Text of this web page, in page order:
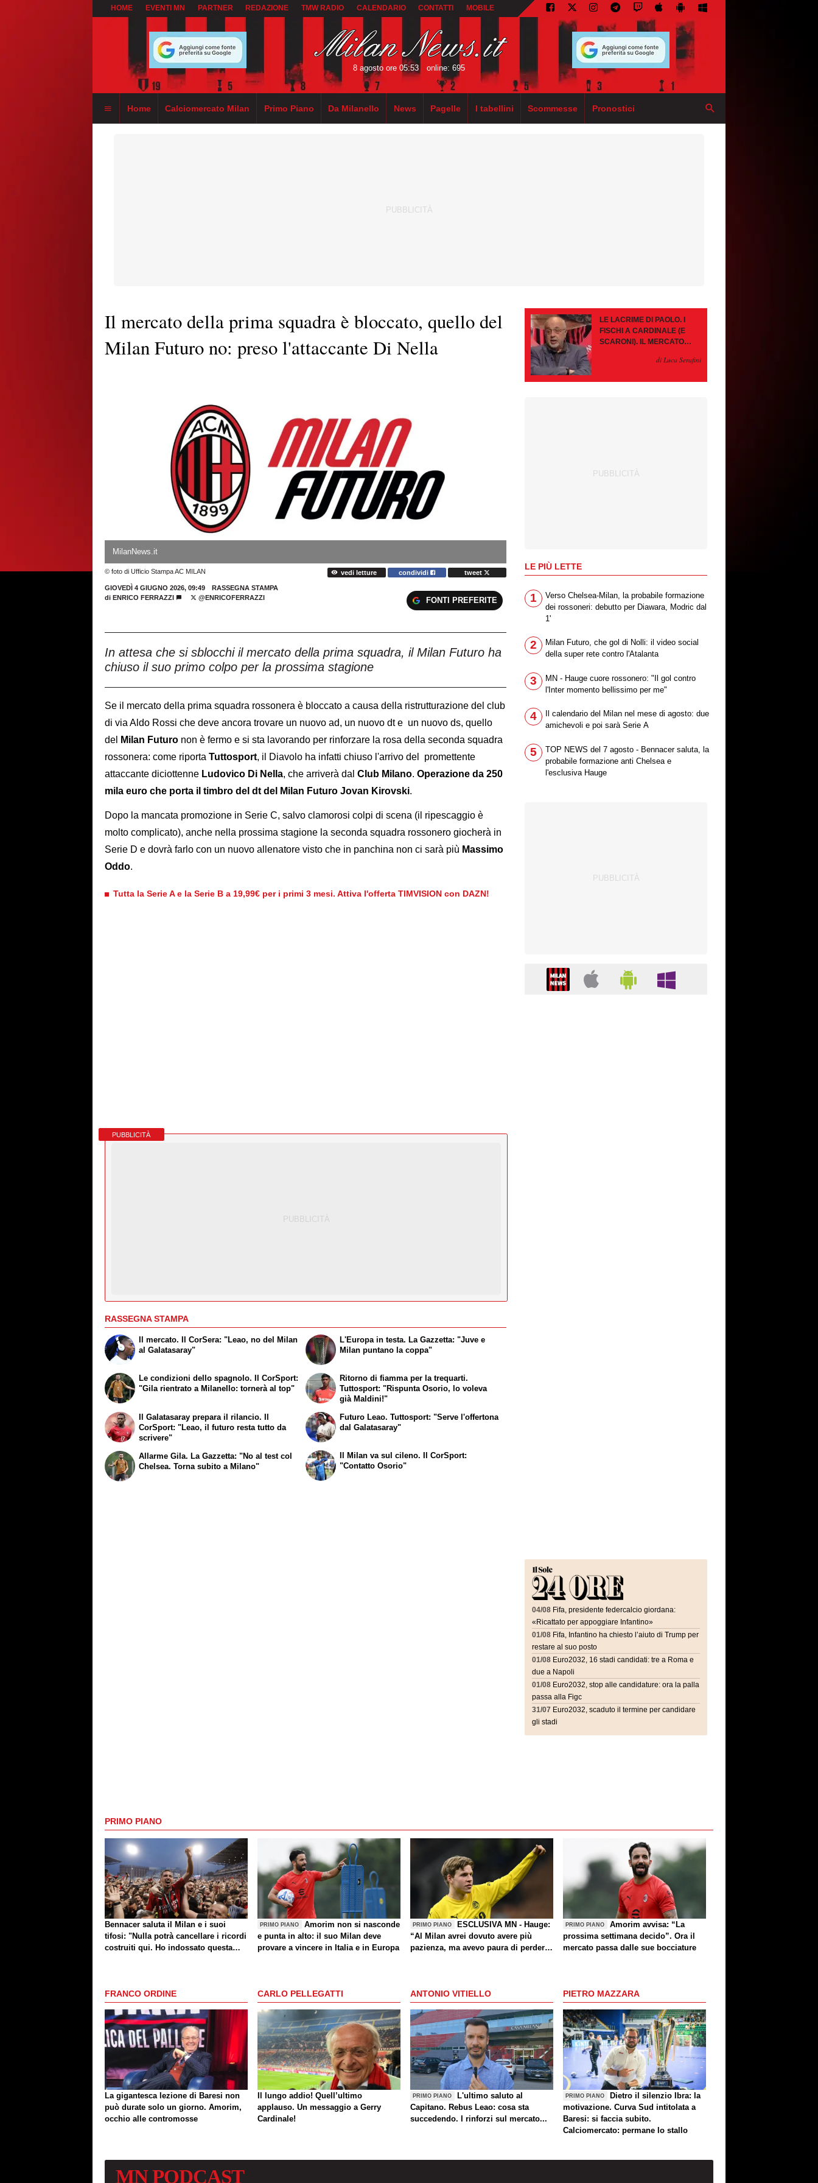
HOME EVENTI MN PARTNER REDAZIONE TMW RADIO CALENDARIO CONTATTI MOBILE
8 agosto ore 05:53 online: 695
Home Calciomercato Milan Primo Piano Da Milanello News Pagelle I tabellini Scommesse Pronostici
Il mercato della prima squadra è bloccato, quello del
Milan Futuro no: preso l'attaccante Di Nella
MilanNews.it
© foto di Ufficio Stampa AC MILAN vedi letture condividi tweet
GIOVEDÌ 4 GIUGNO 2026, 09:49
RASSEGNA STAMPA
di ENRICO FERRAZZI @ENRICOFERRAZZI FONTI PREFERITE
In attesa che si sblocchi il mercato della prima squadra, il Milan Futuro ha
chiuso il suo primo colpo per la prossima stagione
Se il mercato della prima squadra rossonera è bloccato a causa della ristrutturazione del club
di via Aldo Rossi che deve ancora trovare un nuovo ad, un nuovo dt e un nuovo ds, quello
del
Milan Futuro non è fermo e si sta lavorando per rinforzare la rosa della seconda squadra
rossonera: come riporta Tuttosport, il Diavolo ha infatti chiuso l'arrivo del promettente
attaccante diciottenne Ludovico Di Nella, che arriverà dal Club Milano. Operazione da 250
mila euro che porta il timbro del dt del Milan Futuro Jovan Kirovski.
Dopo la mancata promozione in Serie C, salvo clamorosi colpi di scena (il ripescaggio è
molto complicato), anche nella prossima stagione la seconda squadra rossonero giocherà in
Serie D e dovrà farlo con un nuovo allenatore visto che in panchina non ci sarà più Massimo
Oddo.
Tutta la Serie A e la Serie B a 19,99€ per i primi 3 mesi. Attiva l'offerta TIMVISION con DAZN!
PUBBLICITÀ
RASSEGNA STAMPA
Il mercato. Il CorSera: "Leao, no del Milan
al Galatasaray"
Le condizioni dello spagnolo. Il CorSport:
"Gila rientrato a Milanello: tornerà al top"
L'Europa in testa. La Gazzetta: "Juve e
Milan puntano la coppa"
Ritorno di fiamma per la trequarti.
Tuttosport: "Rispunta Osorio, lo voleva
già Maldini!"
Il Galatasaray prepara il rilancio. Il
CorSport: "Leao, il futuro resta tutto da
scrivere"
Allarme Gila. La Gazzetta: "No al test col
Chelsea. Torna subito a Milano"
Futuro Leao. Tuttosport: "Serve l'offertona
dal Galatasaray"
Il Milan va sul cileno. Il CorSport:
"Contatto Osorio"
LE LACRIME DI PAOLO. I
FISCHI A CARDINALE (E
SCARONI). IL MERCATO
PAZIENZA, SE RESTA È
di Luca Serafini
LE PIÙ LETTE
1
Verso Chelsea-Milan, la probabile formazione
dei rossoneri: debutto per Diawara, Modric dal
1'
2
Milan Futuro, che gol di Nolli: il video social
della super rete contro l'Atalanta
3
MN - Hauge cuore rossonero: "Il gol contro
l'Inter momento bellissimo per me"
4
Il calendario del Milan nel mese di agosto: due
amichevoli e poi sarà Serie A
5
TOP NEWS del 7 agosto - Bennacer saluta, la
probabile formazione anti Chelsea e
l'esclusiva Hauge
04/08 Fifa, presidente federcalcio giordana:
«Ricattato per appoggiare Infantino»
01/08 Fifa, Infantino ha chiesto l’aiuto di Trump per
restare al suo posto
01/08 Euro2032, 16 stadi candidati: tre a Roma e
due a Napoli
01/08 Euro2032, stop alle candidature: ora la palla
passa alla Figc
31/07 Euro2032, scaduto il termine per candidare
gli stadi
PRIMO PIANO
Bennacer saluta il Milan e i suoi
tifosi: "Nulla potrà cancellare i ricordi
costruiti qui. Ho indossato questa
PRIMO PIANO
Amorim non si nasconde
e punta in alto: il suo Milan deve
provare a vincere in Italia e in Europa
PRIMO PIANO
ESCLUSIVA MN - Hauge:
“Al Milan avrei dovuto avere più
pazienza, ma avevo paura di perdere
un giorno? Magari. Forza Milan!”
PRIMO PIANO
Amorim avvisa: “La
prossima settimana decido”. Ora il
mercato passa dalle sue bocciature
FRANCO ORDINE
La gigantesca lezione di Baresi non
può durate solo un giorno. Amorim,
occhio alle contromosse
CARLO PELLEGATTI
Il lungo addio! Quell’ultimo
applauso. Un messaggio a Gerry
Cardinale!
ANTONIO VITIELLO
PRIMO PIANO
L'ultimo saluto al
Capitano. Rebus Leao: cosa sta
succedendo. I rinforzi sul mercato...
PIETRO MAZZARA
PRIMO PIANO
Dietro il silenzio Ibra: la
motivazione. Curva Sud intitolata a
Baresi: si faccia subito.
Calciomercato: permane lo stallo
MNPODCAST